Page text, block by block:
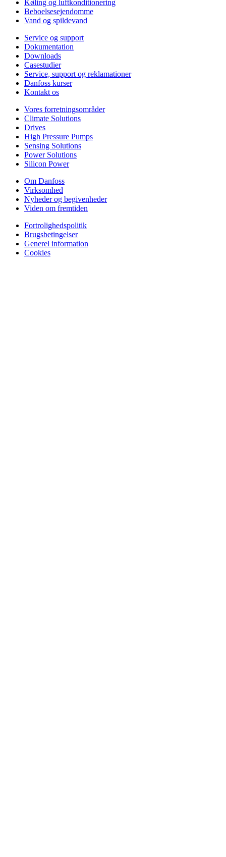
Køling og luftkonditionering
Beboelsesejendomme
Vand og spildevand
Service og support
Dokumentation
Downloads
Casestudier
Service, support og reklamationer
Danfoss kurser
Kontakt os
Vores forretningsområder
Climate Solutions
Drives
High Pressure Pumps
Sensing Solutions
Power Solutions
Silicon Power
Om Danfoss
Virksomhed
Nyheder og begivenheder
Viden om fremtiden
Fortrolighedspolitik
Brugsbetingelser
Generel information
Cookies